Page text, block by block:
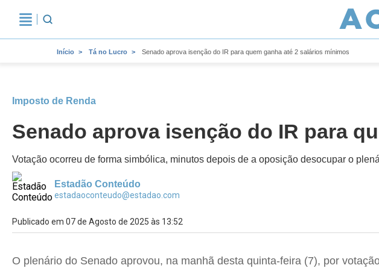
Início Tá no Lucro Senado aprova isenção do IR para quem ganha até 2 salários mínimos
Imposto de Renda
Senado aprova isenção do IR para
Votação ocorreu de forma simbólica, minutos depois de a oposição desocupar o
Estadão Conteúdo
estadaoconteudo@estadao.com
Publicado em 07 de Agosto de 2025 às 13:52
O plenário do Senado aprovou, na manhã desta quinta-feira (7), por